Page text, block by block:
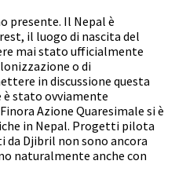
presente. Il Nepal è
il luogo di nascita del
mai stato ufficialmente
o di
in discussione questa
è stato ovviamente
Azione Quaresimale si è
in Nepal. Progetti pilota
Djibril non sono ancora
naturalmente anche con